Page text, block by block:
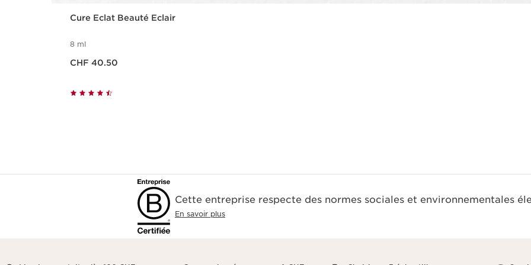
Cure Eclat Beauté Eclair
8 ml
CHF 40.50
Cette entreprise respecte des normes sociales et environnementales
En savoir plus